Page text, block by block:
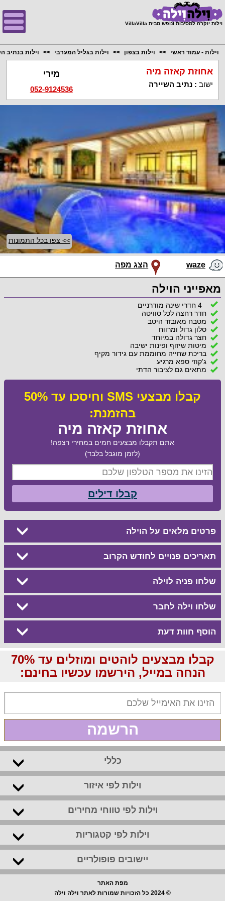
וילות יוקרה למסיבות ונופש מבית VillaVilla
וילות - עמוד ראשי וילות בצפון וילות בגליל המערבי וילות בנתיב
אחוזת קאזה מיה
ישוב :נתיב השיירה
מירי
052-9124536
>> צפו בכל התמונות
waze הצג מפה
מאפייני הוילה
4 חדרי שינה מודרניים
חדר רחצה לכל סוויטה
מטבח מאובזר היטב
סלון גדול ומרווח
חצר גדולה במיוחד
מיטות שיזוף ופינות ישיבה
בריכת שחייה מחוממת עם גידור מקיף
ג'קוזי ספא מרגיע
מתאים גם לציבור הדתי
קבלו מבצעי SMS וחיסכו עד 50%
בהזמנת:
אחוזת קאזה מיה
אתם תקבלו מבצעים חמים במחירי רצפה!
(לזמן מוגבל בלבד)
קבלו דילים
פרטים מלאים על הוילה
תאריכים פנויים לחודש הקרוב
שלחו פניה לוילה
שלחו וילה לחבר
הוסף חוות דעת
קבלו מבצעים לוהטים ומוזלים עד 70%
הנחה במייל, הירשמו עכשיו בחינם:
הרשמה
כללי
וילות לפי איזור
וילות לפי טווחי מחירים
וילות לפי קטגוריות
יישובים פופולריים
מפת האתר
© 2024 כל הזכויות שמורות לאתר וילה וילה